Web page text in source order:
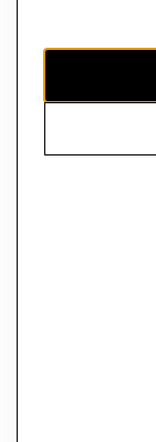
propiedad de H&M